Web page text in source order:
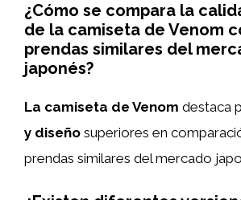
¿Cómo se compara la
de la camiseta de Venom
prendas similares del
japonés?
La camiseta de Venom destaca
y diseño superiores en
prendas similares del mercado